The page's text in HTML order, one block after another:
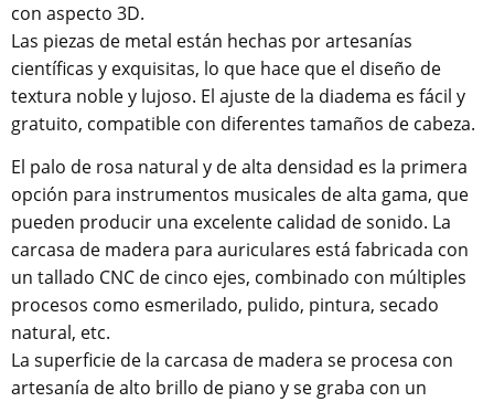
con aspecto 3D.
Las piezas de metal están hechas por artesanías
científicas y exquisitas, lo que hace que el diseño de
textura noble y lujoso. El ajuste de la diadema es fácil y
gratuito, compatible con diferentes tamaños de cabeza.
El palo de rosa natural y de alta densidad es la primera
opción para instrumentos musicales de alta gama, que
pueden producir una excelente calidad de sonido. La
carcasa de madera para auriculares está fabricada con
un tallado CNC de cinco ejes, combinado con múltiples
procesos como esmerilado, pulido, pintura, secado
natural, etc.
La superficie de la carcasa de madera se procesa con
artesanía de alto brillo de piano y se graba con un